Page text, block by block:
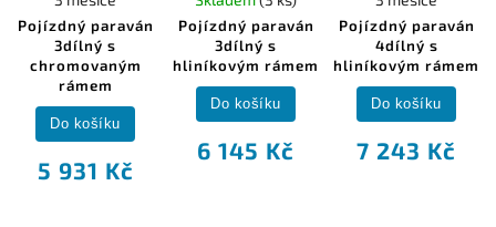
Pojízdný paraván
3dílný s
chromovaným
rámem
5 931 Kč
Do košíku
Pojízdný paraván
3dílný s
hliníkovým rámem
6 145 Kč
Do košíku
Pojízdný paraván
4dílný s
hliníkovým rámem
7 243 Kč
Do košíku